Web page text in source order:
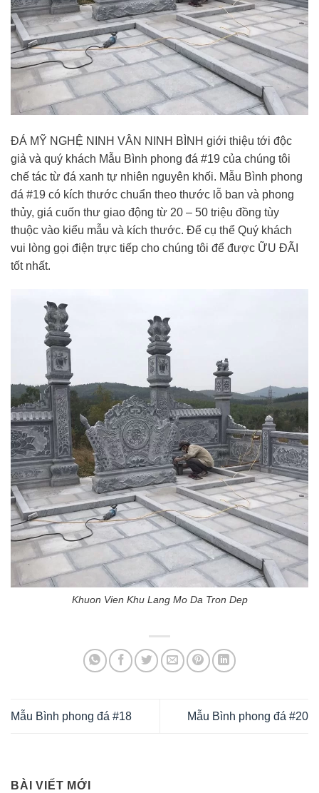
ĐÁ MỸ NGHỆ NINH VÂN NINH BÌNH giới thiệu tới độc
giả và quý khách Mẫu Bình phong đá #19 của chúng tôi
chế tác từ đá xanh tự nhiên nguyên khối. Mẫu Bình phong
đá #19 có kích thước chuẩn theo thước lỗ ban và phong
thủy, giá cuốn thư giao động từ 20 – 50 triệu đồng tùy
thuộc vào kiểu mẫu và kích thước. Để cụ thể Quý khách
vui lòng gọi điện trực tiếp cho chúng tôi để được ỮU ĐÃI
tốt nhất.
Khuon Vien Khu Lang Mo Da Tron Dep
Mẫu Bình phong đá #18 Mẫu Bình phong đá #20
BÀI VIẾT MỚI